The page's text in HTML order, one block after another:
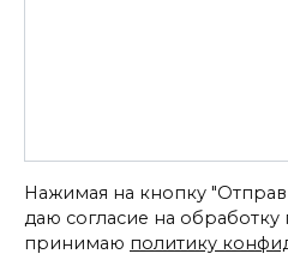
Нажимая на кнопку
даю согласие на
принимаю политику